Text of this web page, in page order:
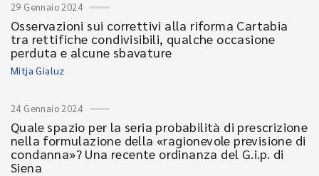
29 Gennaio 2024
Osservazioni sui correttivi alla riforma Cartabia
tra rettifiche condivisibili, qualche occasione
perduta e alcune sbavature
Mitja Gialuz
24 Gennaio 2024
Quale spazio per la seria probabilità di prescrizione
nella formulazione della «ragionevole previsione di
condanna»? Una recente ordinanza del G.i.p. di
Siena